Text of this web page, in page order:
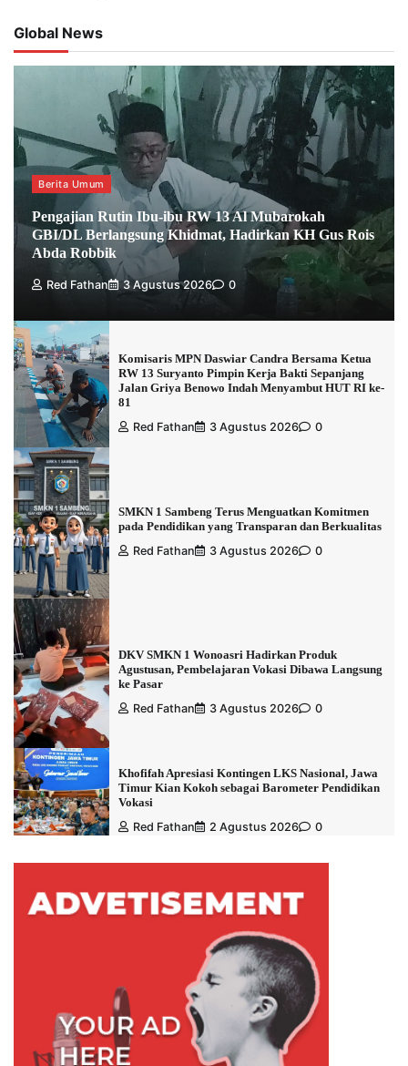
Global News
Berita Umum
Pengajian Rutin Ibu-ibu RW 13 Al Mubarokah
GBI/DL Berlangsung Khidmat, Hadirkan KH Gus Rois
Abda Robbik
Red Fathan 3 Agustus 2026 0
Komisaris MPN Daswiar Candra Bersama Ketua
RW 13 Suryanto Pimpin Kerja Bakti Sepanjang
Jalan Griya Benowo Indah Menyambut HUT RI ke-
81
Red Fathan
3 Agustus 2026 0
SMKN 1 Sambeng Terus Menguatkan Komitmen
pada Pendidikan yang Transparan dan Berkualitas
Red Fathan
3 Agustus 2026 0
DKV SMKN 1 Wonoasri Hadirkan Produk
Agustusan, Pembelajaran Vokasi Dibawa Langsung
ke Pasar
Red Fathan
3 Agustus 2026 0
Khofifah Apresiasi Kontingen LKS Nasional, Jawa
Timur Kian Kokoh sebagai Barometer Pendidikan
Vokasi
Red Fathan
2 Agustus 2026 0